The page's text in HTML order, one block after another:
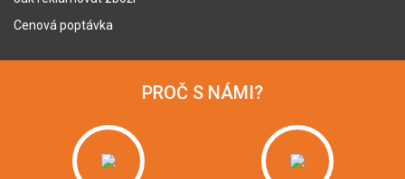
Cenová poptávka
PROČ S NÁMI?